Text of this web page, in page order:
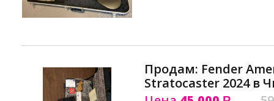
Продам: Fender
Stratocaster 2024 в